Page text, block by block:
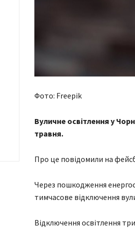
Фото: Freepik
Вуличне освітлення у
травня.
Про це повідомили на
Через пошкодження
тимчасове відключення
Відключення освітлення